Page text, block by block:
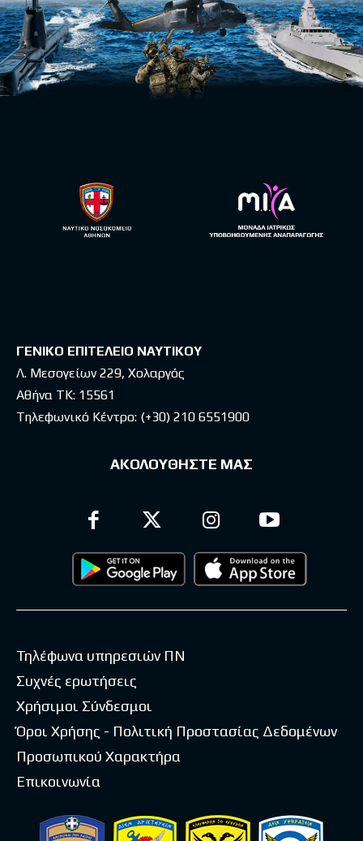
ΓΕΝΙΚΟ ΕΠΙΤΕΛΕΙΟ ΝΑΥΤΙΚΟΥ
Λ. Μεσογείων 229, Χολαργός
Αθήνα ΤΚ: 15561
Τηλεφωνικό Κέντρο: (+30) 210 6551900
ΑΚΟΛΟΥΘΗΣΤΕ ΜΑΣ
Τηλέφωνα υπηρεσιών ΠΝ
Συχνές ερωτήσεις
Χρήσιμοι Σύνδεσμοι
Όροι Χρήσης - Πολιτική Προστασίας Δεδομένων
Προσωπικού Χαρακτήρα
Επικοινωνία